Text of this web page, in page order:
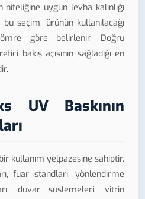
uygun levha kalınlığı
seçim, ürünün kullanılacağı
göre belirlenir. Doğru
bakış açısının sağladığı en
UV Baskının
kullanım yelpazesine sahiptir.
fuar standları, yönlendirme
duvar süslemeleri, vitrin